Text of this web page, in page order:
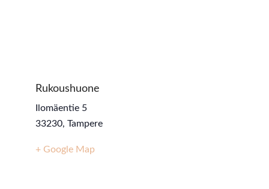
Rukoushuone
Ilomäentie 5
33230, Tampere
+ Google Map